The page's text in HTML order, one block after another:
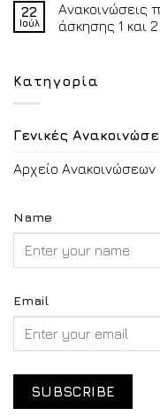
22
Ιούλ
Ανακοινώσεις
άσκησης 1 και 2
Κατηγορία
Γενικές
Αρχείο Ανακοινώσεων
Name
Email